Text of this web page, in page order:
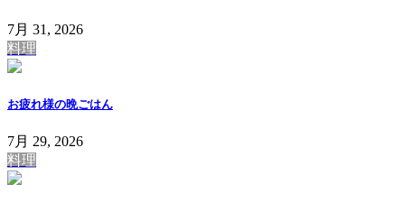
7月 31, 2026
料理
お疲れ様の晩ごはん
7月 29, 2026
料理